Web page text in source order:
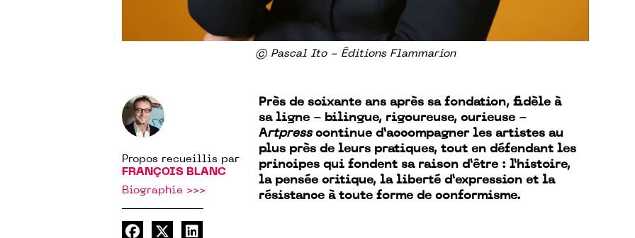
© Pascal Ito - Éditions Flammarion
Propos recueillis par
FRANÇOIS BLANC
Biographie >>>
Près de soixante ans après sa fondation, fidèle à
sa ligne - bilingue, rigoureuse, curieuse -
Artpresscontinue d’accompagner les artistes au
plus près de leurs pratiques, tout en défendant les
principes qui fondent sa raison d’être : l’histoire,
la pensée critique, la liberté d’expression et la
résistance à toute forme de conformisme.